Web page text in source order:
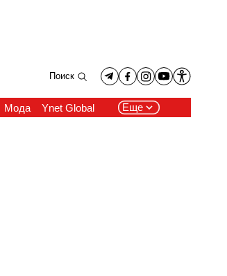
Поиск
Мода Ynet Global Еще